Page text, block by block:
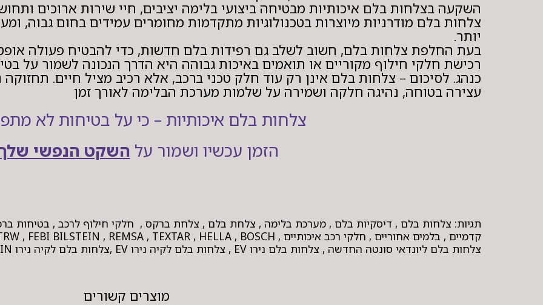
השקעה בצלחות בלם איכותיות מבטיחה ביצועי בלימה יציבים, חיי שירות ארוכים
צלחות בלם מודרניות מיוצרות בטכנולוגיות מתקדמות מחומרים עמידים בחום גבוה,
יותר.
בעת החלפת צלחות בלם, חשוב לשלב גם רפידות בלם חדשות, כדי להבטיח פעולה
רכישת חלקי חילוף מקוריים או תואמים באיכות גבוהה היא הדרך הנכונה לשמור על
כנהג. לסיכום – צלחות בלם אינן רק עוד חלק טכני ברכב, אלא רכיב מציל חיים. תחזוקה
עצירה בטוחה, נהיגה חלקה ושמירה על שלמות מערכת הבלימה לאורך זמן
צלחות בלם איכותיות – כי על בטיחות לא
הזמן עכשיו ושמור על השקט הנפשי
תגיות: צלחות בלם , דיסקיות בלם , מערכת בלימה , צלחת בלם , צלחת ברקס , חלקי חילוף לרכב , בטיחות
צלחות בלם ליונדאי סונטה החדשה , צלחות בלם נירו EV , צלחות בלם לקיה נירו EV ,צלחות בלם לקיה נירו PLUG IN .
מוצרים קשורים